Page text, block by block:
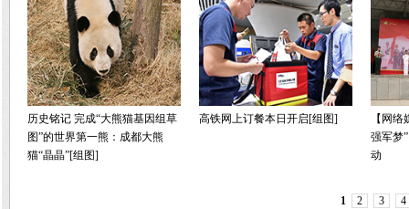
历史铭记 完成“大熊猫基因组草
图”的世界第一熊：成都大熊
猫“晶晶”[组图]
高铁网上订餐本日开启[组图]
【网
强军梦
动
1 2 3 4